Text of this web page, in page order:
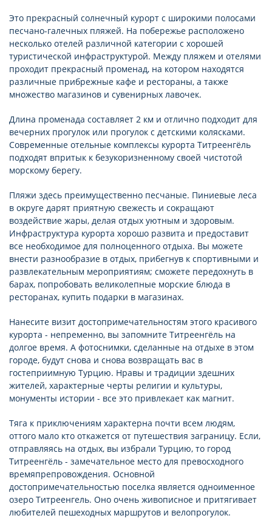
Это прекрасный солнечный курорт с широкими полосами
песчано-галечных пляжей. На побережье расположено
несколько отелей различной категории с хорошей
туристической инфраструктурой. Между пляжем и отелями
проходит прекрасный променад, на котором находятся
различные прибрежные кафе и рестораны, а также
множество магазинов и сувенирных лавочек.
Длина променада составляет 2 км и отлично подходит для
вечерних прогулок или прогулок с детскими колясками.
Современные отельные комплексы курорта Титреенгёль
подходят впритык к безукоризненному своей чистотой
морскому берегу.
Пляжи здесь преимущественно песчаные. Пиниевые леса
в округе дарят приятную свежесть и сокращают
воздействие жары, делая отдых уютным и здоровым.
Инфраструктура курорта хорошо развита и предоставит
все необходимое для полноценного отдыха. Вы можете
внести разнообразие в отдых, прибегнув к спортивными и
развлекательным мероприятиям; сможете передохнуть в
барах, попробовать великолепные морские блюда в
ресторанах, купить подарки в магазинах.
Нанесите визит достопримечательностям этого красивого
курорта - непременно, вы запомните Титреенгёль на
долгое время. А фотоснимки, сделанные на отдыхе в этом
городе, будут снова и снова возвращать вас в
гостеприимную Турцию. Нравы и традиции здешних
жителей, характерные черты религии и культуры,
монументы истории - все это привлекает как магнит.
Тяга к приключениям характерна почти всем людям,
оттого мало кто откажется от путешествия заграницу. Если,
отправляясь на отдых, вы избрали Турцию, то город
Титреенгёль - замечательное место для превосходного
времяпрепровождения. Основной
достопримечательностью поселка является одноименное
озеро Титреенгель. Оно очень живописное и притягивает
любителей пешеходных маршрутов и велопрогулок.